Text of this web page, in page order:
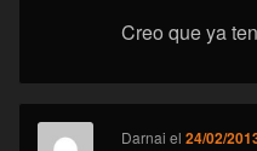
Creo que ya
Darnai el24/02/